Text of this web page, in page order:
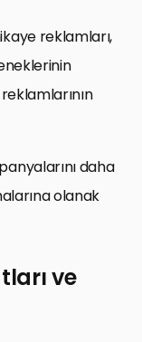
reklamları,
daha
olanak
ve